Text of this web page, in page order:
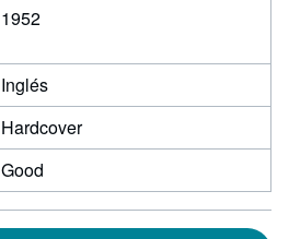
1952
Inglés
Hardcover
Good